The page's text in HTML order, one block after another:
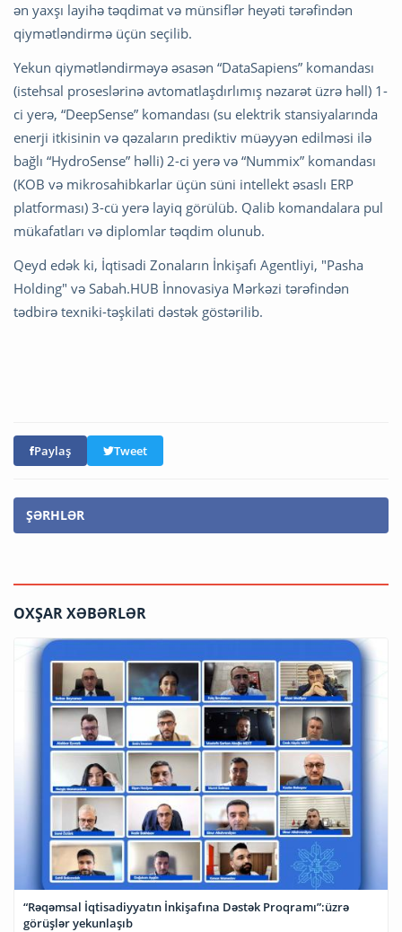
ən yaxşı layihə təqdimat və münsiflər heyəti tərəfindən
qiymətləndirmə üçün seçilib.
Yekun qiymətləndirməyə əsasən “DataSapiens” komandası
(istehsal proseslərinə avtomatlaşdırlımış nəzarət üzrə həll) 1-
ci yerə, “DeepSense” komandası (su elektrik stansiyalarında
enerji itkisinin və qəzaların prediktiv müəyyən edilməsi ilə
bağlı “HydroSense” həlli) 2-ci yerə və “Nummix” komandası
(KOB və mikrosahibkarlar üçün süni intellekt əsaslı ERP
platforması) 3-cü yerə layiq görülüb. Qalib komandalara pul
mükafatları və diplomlar təqdim olunub.
Qeyd edək ki, İqtisadi Zonaların İnkişafı Agentliyi, "Pasha
Holding" və Sabah.HUB İnnovasiya Mərkəzi tərəfindən
tədbirə texniki-təşkilati dəstək göstərilib.
Paylaş Tweet
ŞƏRHLƏR
OXŞAR XƏBƏRLƏR
“Rəqəmsal İqtisadiyyatın İnkişafına Dəstək Proqramı”:üzrə
görüşlər yekunlaşıb